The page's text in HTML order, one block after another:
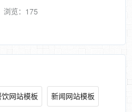
览：175
饮网站模板 新闻网站模板